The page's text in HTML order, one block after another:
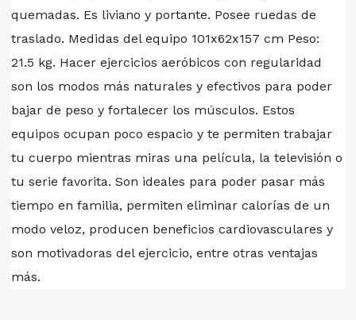
quemadas. Es liviano y portante. Posee ruedas de
traslado. Medidas del equipo 101x62x157 cm Peso:
21.5 kg. Hacer ejercicios aeróbicos con regularidad
son los modos más naturales y efectivos para poder
bajar de peso y fortalecer los músculos. Estos
equipos ocupan poco espacio y te permiten trabajar
tu cuerpo mientras miras una película, la televisión o
tu serie favorita. Son ideales para poder pasar más
tiempo en familia, permiten eliminar calorías de un
modo veloz, producen beneficios cardiovasculares y
son motivadoras del ejercicio, entre otras ventajas
más.